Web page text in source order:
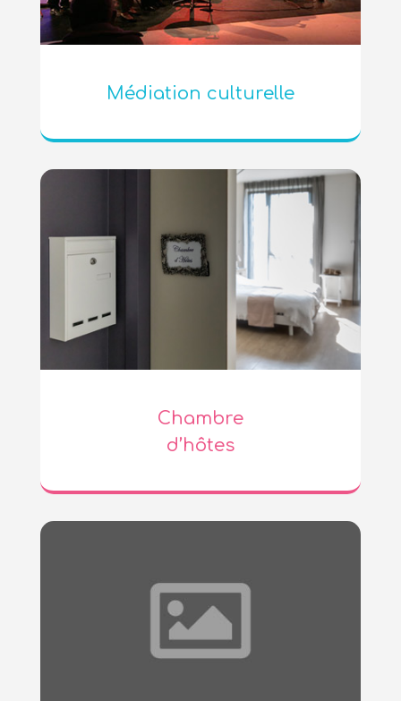
Médiation culturelle
Chambre
d’hôtes